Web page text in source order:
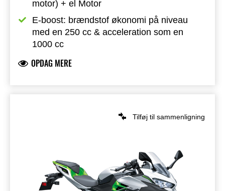
motor) + el Motor
E-boost: brændstof økonomi på niveau
med en 250 cc & acceleration som en
1000 cc
OPDAG MERE
Tilføj til sammenligning